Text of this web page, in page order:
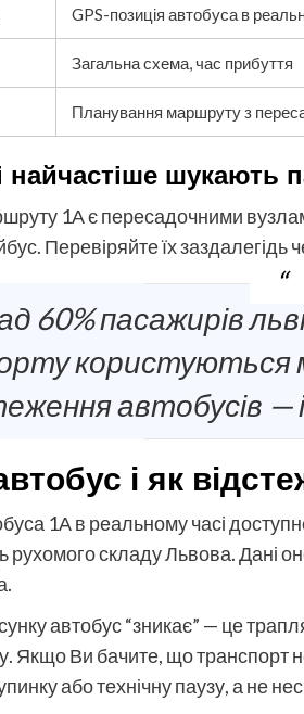
GPS-позиція автобуса в
Загальна схема, час прибуття
Планування маршруту з
найчастіше шукають
1А є пересадочними
Перевіряйте їх заздалегідь
60% пасажирів
користуються
автобусів
і як
1А в реальному часі
рухомого складу Львова. Дані
автобус “зникає” — це
Якщо Ви бачите, що транспорт
або технічну паузу, а не